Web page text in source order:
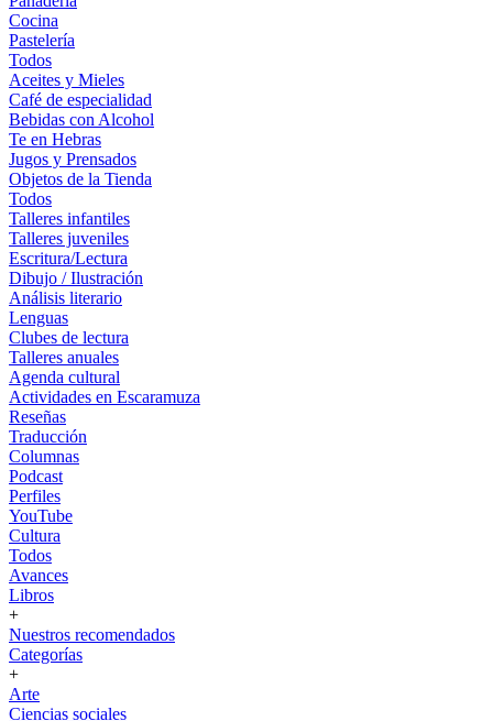
Cocina
Pastelería
Todos
Aceites y Mieles
Café de especialidad
Bebidas con Alcohol
Te en Hebras
Jugos y Prensados
Objetos de la Tienda
Todos
Talleres infantiles
Talleres juveniles
Escritura/Lectura
Dibujo / Ilustración
Análisis literario
Lenguas
Clubes de lectura
Talleres anuales
Agenda cultural
Actividades en Escaramuza
Reseñas
Traducción
Columnas
Podcast
Perfiles
YouTube
Cultura
Todos
Avances
Libros
+
Nuestros recomendados
Categorías
+
Arte
Ciencias sociales